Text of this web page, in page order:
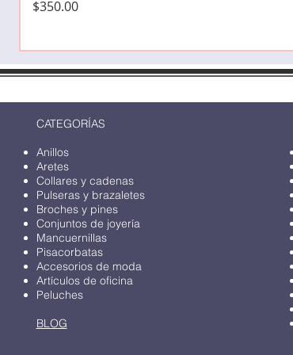
Precio
$350.00
CATEGORÍAS
Anillos
Aretes
Collares y cadenas
Pulseras y brazaletes
Broches y pines
Conjuntos de joyería
Mancuernillas
Pisacorbatas
Accesorios de moda
Artículos de oficina
Peluches
BLOG